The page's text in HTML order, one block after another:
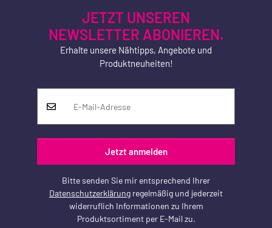
JETZT UNSEREN
NEWSLETTER ABONIEREN.
Erhalte unsere Nähtipps, Angebote und
Produktneuheiten!
Jetzt anmelden
Bitte senden Sie mir entsprechend Ihrer
Datenschutzerklärung regelmäßig und jederzeit
widerruflich Informationen zu Ihrem
Produktsortiment per E-Mail zu.